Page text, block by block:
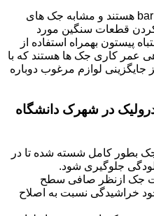
جکهای زیر دارای فشار کاری 400 bar هستند و مشابه جک های
کردن قطعات سنگین مورد
پیستون بهمراه استفاده از
عمر کاری جک ها هستند که با
جایگزینی لوازم مرغوب دوباره
در شهرک دانشگاه
بطور کامل شسته شده تا در
جلوگیری شود.
جک ازنظر صافی سطح
خراشیدگی نسبت به اصلاح